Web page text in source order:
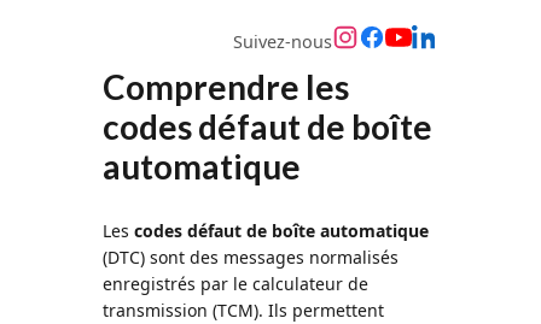
Suivez-nous
Comprendre les
codes défaut de boîte
automatique
Les codes défaut de boîte automatique
(DTC) sont des messages normalisés
enregistrés par le calculateur de
transmission (TCM). Ils permettent